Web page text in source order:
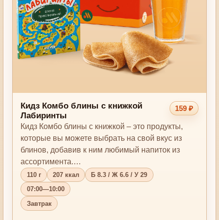
Кидз Комбо блины с книжкой
Лабиринты
159 ₽
Кидз Комбо блины с книжкой – это продукты,
которые вы можете выбрать на свой вкус из
блинов, добавив к ним любимый напиток из
ассортимента.…
110 г 207 ккал
Б 8.3 / Ж 6.6 / У 29
07:00—10:00
Завтрак